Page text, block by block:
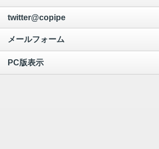
twitter@copipe
メールフォーム
PC版表示